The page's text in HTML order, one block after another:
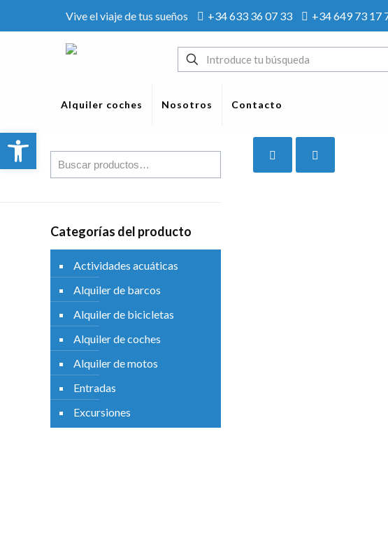
Vive el viaje de tus sueños +34 633 36 07 33 +34 649 73 17
Alquiler coches Nosotros Contacto
Categorías del producto
Actividades acuáticas
Alquiler de barcos
Alquiler de bicicletas
Alquiler de coches
Alquiler de motos
Entradas
Excursiones
Abrir barra de herramientas